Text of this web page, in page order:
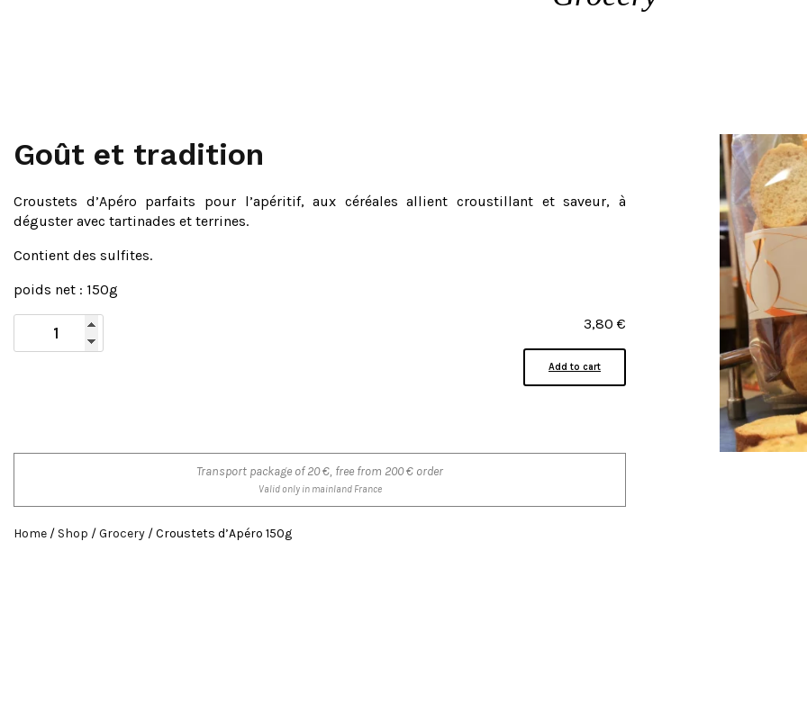
Goût et tradition
Croustets d’Apéro parfaits pour l’apéritif, aux céréales allient croustillant et saveur, à
déguster avec tartinades et terrines.
Contient des sulfites.
poids net : 150g
3,80 €
Add to cart
Transport package of 20 €, free from 200 € order
Valid only in mainland France
Home / Shop /Grocery / Croustets d’Apéro 150g